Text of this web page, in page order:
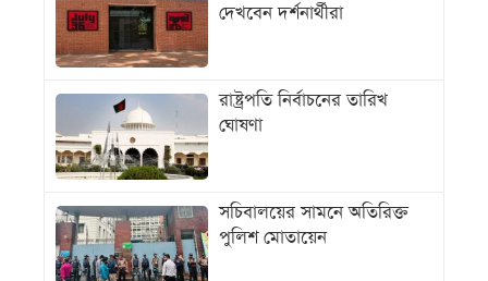
দেখবেন দর্শনার্থীরা
রাষ্ট্রপতি নির্বাচনের তারিখ
ঘোষণা
সচিবালয়ের সামনে অতিরিক্ত
পুলিশ মোতায়েন